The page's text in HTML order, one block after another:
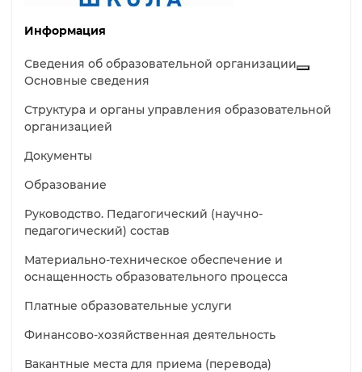
Информация
Сведения об образовательной организации
Основные сведения
Структура и органы управления образовательной
организацией
Документы
Образование
Руководство. Педагогический (научно-
педагогический) состав
Материально-техническое обеспечение и
оснащенность образовательного процесса
Платные образовательные услуги
Финансово-хозяйственная деятельность
Вакантные места для приема (перевода)